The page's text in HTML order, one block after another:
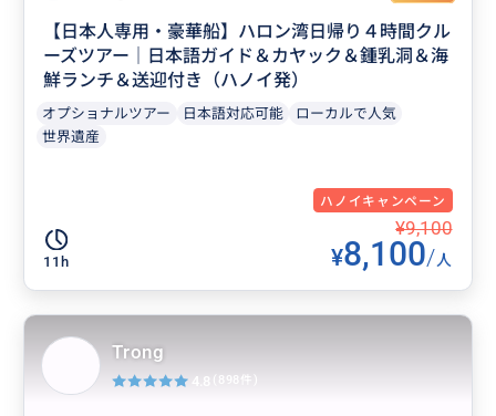
【日本人専用・豪華船】ハロン湾日帰り４時間クル
ーズツアー｜日本語ガイド＆カヤック＆鍾乳洞＆海
鮮ランチ＆送迎付き（ハノイ発）
オプショナルツアー 日本語対応可能
ローカルで人気
世界遺産
ハノイキャンペーン
11h
¥9,100
¥8,100/人
Trong
4.8 (898件)